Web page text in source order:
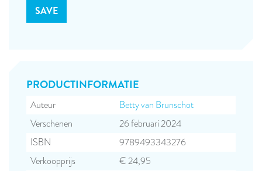
PRODUCT­INFORMATIE
Auteur
Betty van Brunschot
Verschenen
26 februari 2024
ISBN
9789493343276
Verkoopprijs
€ 24,95